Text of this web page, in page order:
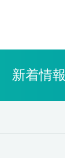
新着情報